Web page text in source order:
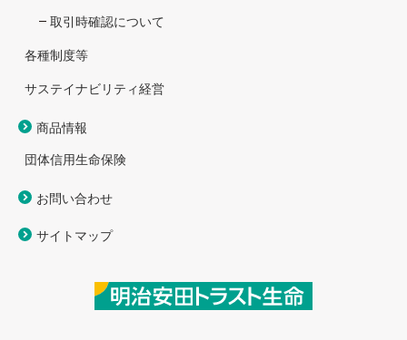
取引時確認について
各種制度等
サステイナビリティ経営
商品情報
団体信用生命保険
お問い合わせ
サイトマップ